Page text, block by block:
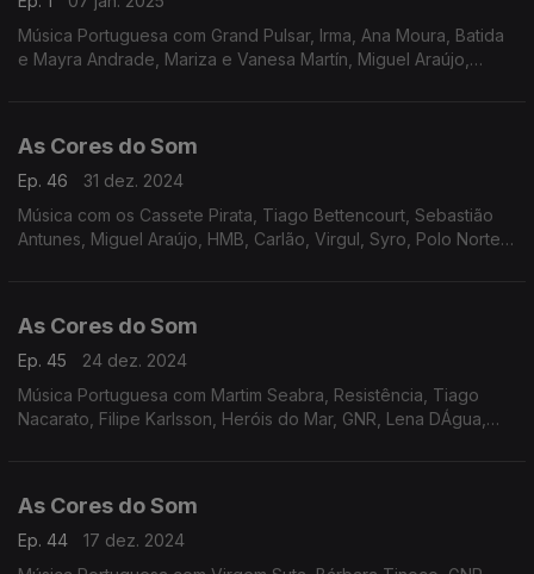
Música Portuguesa com Grand Pulsar, Irma, Ana Moura, Batida
e Mayra Andrade, Mariza e Vanesa Martín, Miguel Araújo,
As Cores do Som
Ep. 46
31 dez. 2024
Música com os Cassete Pirata, Tiago Bettencourt, Sebastião
Antunes, Miguel Araújo, HMB, Carlão, Virgul, Syro, Polo Norte,
As Cores do Som
Ep. 45
24 dez. 2024
Música Portuguesa com Martim Seabra, Resistência, Tiago
Nacarato, Filipe Karlsson, Heróis do Mar, GNR, Lena DÁgua,
As Cores do Som
Ep. 44
17 dez. 2024